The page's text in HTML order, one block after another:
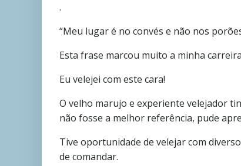
.
“Meu lugar é no convés e não nos
Esta frase marcou muito a minha
Eu velejei com este cara!
O velho marujo e experiente velejador
não fosse a melhor referência, pude
Tive oportunidade de velejar com
de comandar.